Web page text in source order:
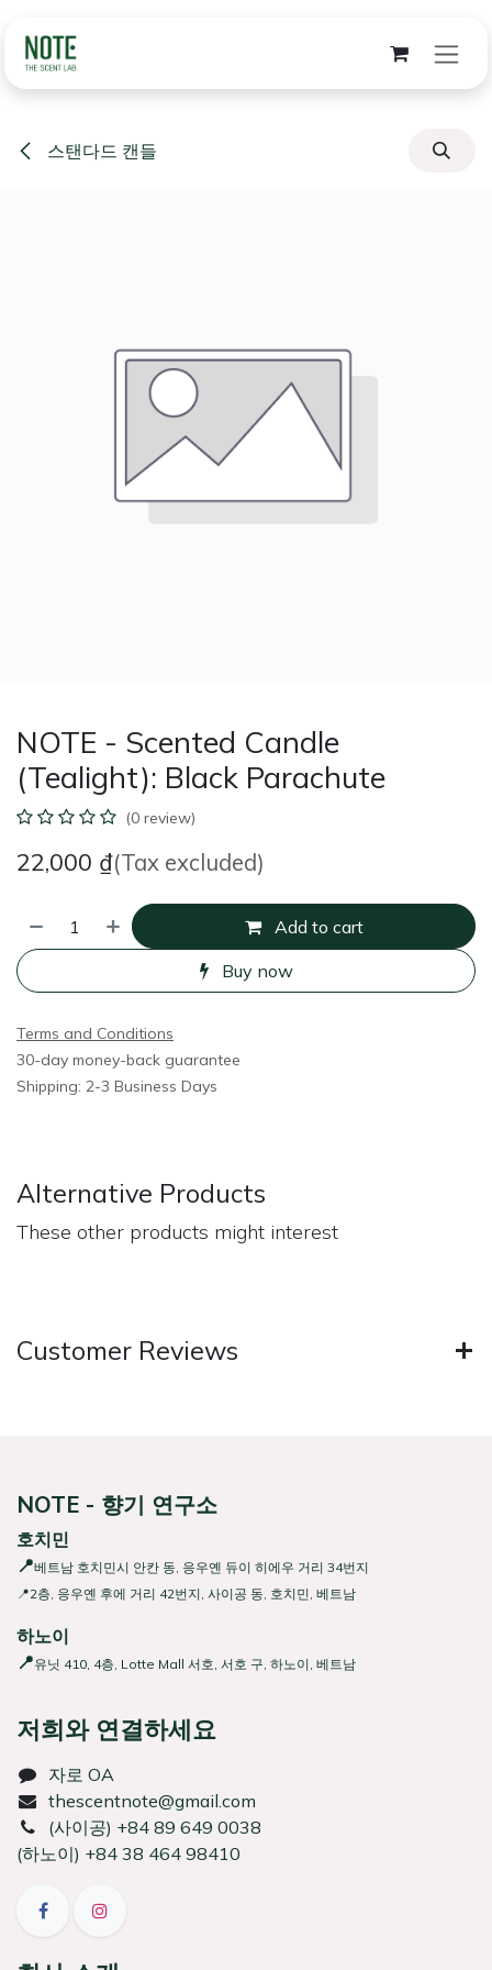
스탠다드 캔들
NOTE - Scented Candle
(Tealight): Black Parachute
(0 review)
22,000 ₫(Tax excluded)
Add to cart
Buy now
Terms and Conditions
30-day money-back guarantee
Shipping: 2-3 Business Days
Alternative Products
These other products might interest
Customer Reviews
NOTE - 향기 연구소
호치민
📍베트남 호치민시 안칸 동, 응우옌 듀이 히에우 거리 34번지
📍2층, 응우옌 후에 거리 42번지, 사이공 동, 호치민, 베트남
하노이
📍유닛 410, 4층, Lotte Mall 서호, 서호 구, 하노이, 베트남
저희와 연결하세요
자로 OA
thescentnote@gmail.com
(사이공) +84 89 649 0038
(하노이) +84 38 464 98410